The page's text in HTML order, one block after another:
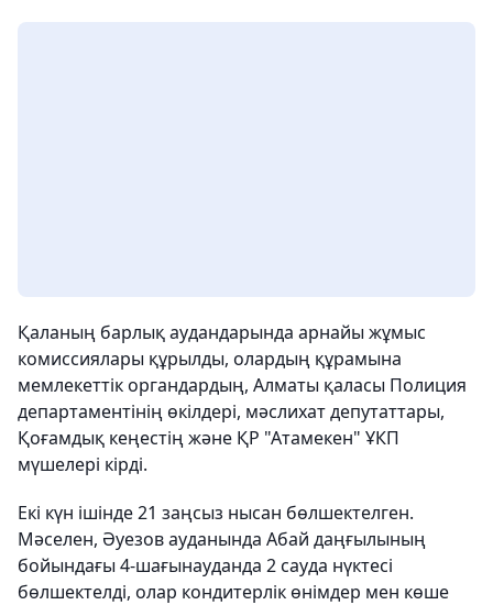
Қаланың барлық аудандарында арнайы жұмыс
комиссиялары құрылды, олардың құрамына
мемлекеттік органдардың, Алматы қаласы Полиция
департаментінің өкілдері, мәслихат депутаттары,
Қоғамдық кеңестің және ҚР "Атамекен" ҰКП
мүшелері кірді.
Екі күн ішінде 21 заңсыз нысан бөлшектелген.
Мәселен, Әуезов ауданында Абай даңғылының
бойындағы 4-шағынауданда 2 сауда нүктесі
бөлшектелді, олар кондитерлік өнімдер мен көше